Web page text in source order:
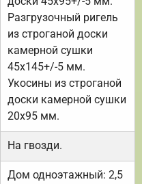
Разгрузочный ригель
из строганой доски
камерной сушки
45х145+/-5 мм.
Укосины из строганой
доски камерной сушки
20х95 мм.
На гвозди.
Дом одноэтажный: 2,5